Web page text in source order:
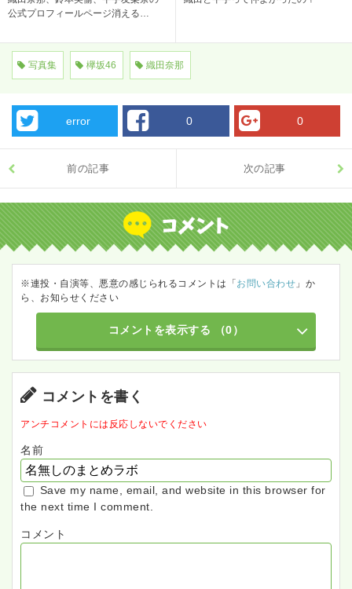
公式プロフィールページ消える…
写真集 欅坂46 織田奈那
error 0 0
前の記事 次の記事
※連投・自演等、悪意の感じられるコメントは「 お問い合わせ 」か
ら、お知らせください
コメントを表示する （0）
コメントを書く
アンチコメントには反応しないでください
名前
Save my name, email, and website in this browser for
the next time I comment.
コメント